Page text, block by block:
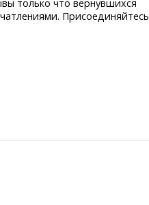
только что вернувшихся
Присоединяйтесь